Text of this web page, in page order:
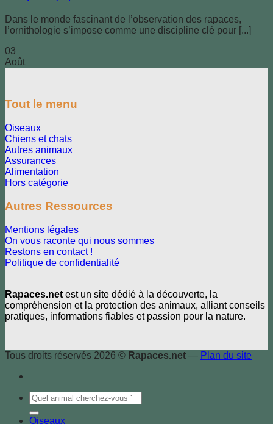
Dans le monde fascinant de l’observation des rapaces,
l’ornithologie s’impose comme une discipline clé pour [...]
03
Août
Tout le menu
Oiseaux
Chiens et chats
Autres animaux
Assurances
Alimentation
Hors catégorie
Autres Ressources
Mentions légales
On vous raconte qui nous sommes
Restons en contact !
Politique de confidentialité
Rapaces.net est un site dédié à la découverte, la
compréhension et la protection des animaux, alliant conseils
pratiques, informations fiables et passion pour la nature.
Tous droits réservés 2026 © Rapaces.net — Plan du site
Oiseaux